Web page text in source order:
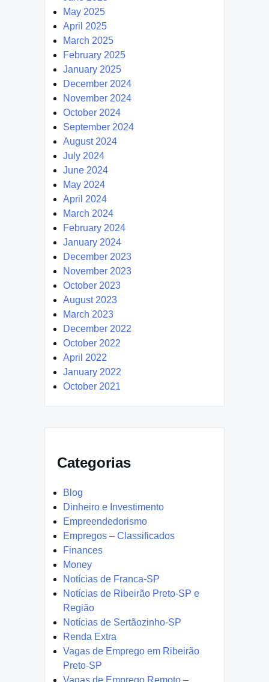
May 2025
April 2025
March 2025
February 2025
January 2025
December 2024
November 2024
October 2024
September 2024
August 2024
July 2024
June 2024
May 2024
April 2024
March 2024
February 2024
January 2024
December 2023
November 2023
October 2023
August 2023
March 2023
December 2022
October 2022
April 2022
January 2022
October 2021
Categorias
Blog
Dinheiro e Investimento
Empreendedorismo
Empregos – Classificados
Finances
Money
Notícias de Franca-SP
Notícias de Ribeirão Preto-SP e
Região
Notícias de Sertãozinho-SP
Renda Extra
Vagas de Emprego em Ribeirão
Preto-SP
Vagas de Emprego Remoto –